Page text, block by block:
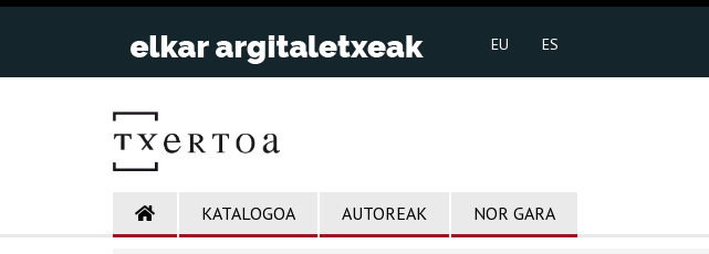
EU ES
KATALOGOA AUTOREAK NOR GARA